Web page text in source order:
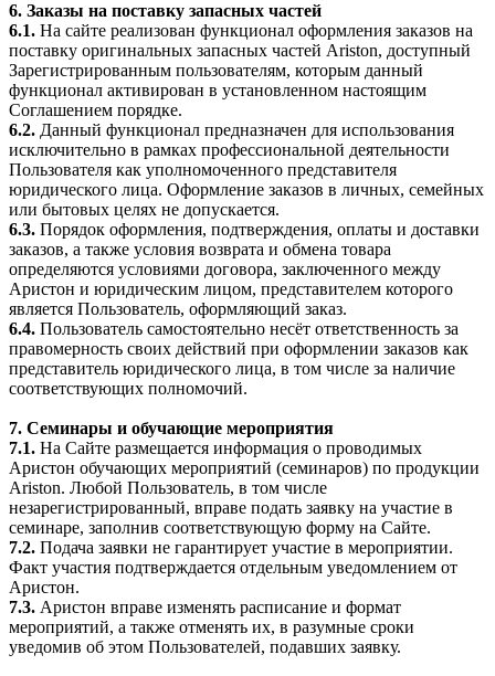
6. Заказы на поставку запасных частей
6.1. На сайте реализован функционал оформления заказов на
поставку оригинальных запасных частей Ariston, доступный
Зарегистрированным пользователям, которым данный
функционал активирован в установленном настоящим
Соглашением порядке.
6.2. Данный функционал предназначен для использования
исключительно в рамках профессиональной деятельности
Пользователя как уполномоченного представителя
юридического лица. Оформление заказов в личных, семейных
или бытовых целях не допускается.
6.3. Порядок оформления, подтверждения, оплаты и доставки
заказов, а также условия возврата и обмена товара
определяются условиями договора, заключенного между
Аристон и юридическим лицом, представителем которого
является Пользователь, оформляющий заказ.
6.4. Пользователь самостоятельно несёт ответственность за
правомерность своих действий при оформлении заказов как
представитель юридического лица, в том числе за наличие
соответствующих полномочий.
7. Семинары и обучающие мероприятия
7.1. На Сайте размещается информация о проводимых
Аристон обучающих мероприятий (семинаров) по продукции
Ariston. Любой Пользователь, в том числе
незарегистрированный, вправе подать заявку на участие в
семинаре, заполнив соответствующую форму на Сайте.
7.2. Подача заявки не гарантирует участие в мероприятии.
Факт участия подтверждается отдельным уведомлением от
Аристон.
7.3. Аристон вправе изменять расписание и формат
мероприятий, а также отменять их, в разумные сроки
уведомив об этом Пользователей, подавших заявку.